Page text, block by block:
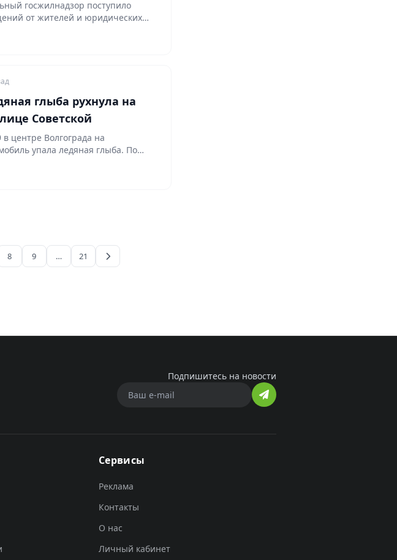
госжилнадзор поступило
от жителей и юридических…
глыба рухнула на
Советской
центре Волгограда на
упала ледяная глыба. По
8 9 … 21
Подпишитесь на новости
Сервисы
Реклама
Контакты
О нас
Личный кабинет